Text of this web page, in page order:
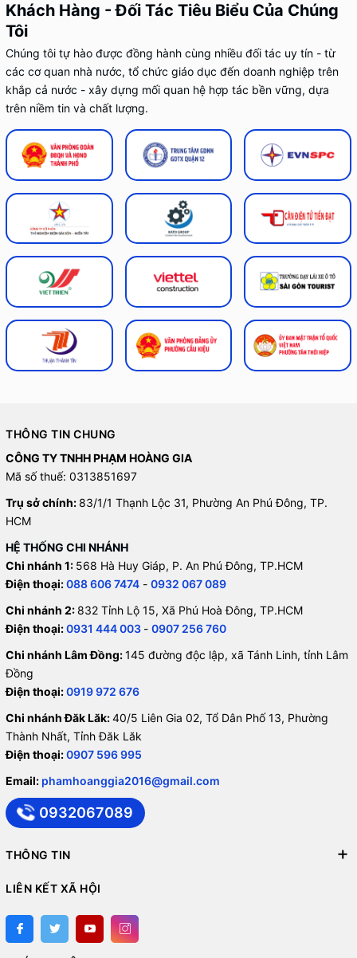
Khách Hàng - Đối Tác Tiêu Biểu Của Chúng
Tôi
Chúng tôi tự hào được đồng hành cùng nhiều đối tác uy tín - từ
các cơ quan nhà nước, tổ chức giáo dục đến doanh nghiệp trên
khắp cả nước - xây dựng mối quan hệ hợp tác bền vững, dựa
trên niềm tin và chất lượng.
THÔNG TIN CHUNG
CÔNG TY TNHH PHẠM HOÀNG GIA
Mã số thuế: 0313851697
Trụ sở chính: 83/1/1 Thạnh Lộc 31, Phường An Phú Đông, TP.
HCM
HỆ THỐNG CHI NHÁNH
Chi nhánh 1: 568 Hà Huy Giáp, P. An Phú Đông, TP.HCM
Điện thoại:088 606 7474 - 0932 067 089
Chi nhánh 2: 832 Tỉnh Lộ 15, Xã Phú Hoà Đông, TP.HCM
Điện thoại:0931 444 003 - 0907 256 760
Chi nhánh Lâm Đồng:145 đường độc lập, xã Tánh Linh, tỉnh Lâm
Đồng
Điện thoại:0919 972 676
Chi nhánh Đăk Lăk:40/5 Liên Gia 02, Tổ Dân Phố 13, Phường
Thành Nhất, Tỉnh Đăk Lăk
Điện thoại:0907 596 995
Email: phamhoanggia2016@gmail.com
0932067089
THÔNG TIN
LIÊN KẾT XÃ HỘI